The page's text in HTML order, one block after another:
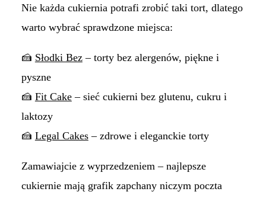
Nie każda cukiernia potrafi zrobić taki tort, dlatego
warto wybrać sprawdzone miejsca:
🍰 Słodki Bez– torty bez alergenów, piękne i
pyszne
🍰 Fit Cake– sieć cukierni bez glutenu, cukru i
laktozy
🍰 Legal Cakes– zdrowe i eleganckie torty
Zamawiajcie z wyprzedzeniem – najlepsze
cukiernie mają grafik zapchany niczym poczta